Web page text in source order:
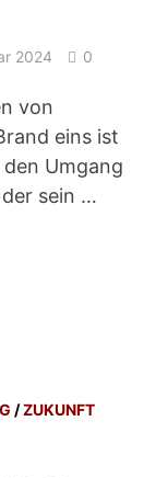
2024 0
von
eins ist
Umgang
sein …
/ZUKUNFT